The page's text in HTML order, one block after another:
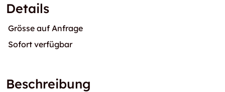
Details
Grösse auf Anfrage
Sofort verfügbar
Beschreibung